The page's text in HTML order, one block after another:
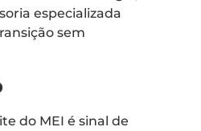
especializada
sem
do MEI é sinal de